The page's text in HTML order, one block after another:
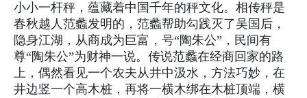
小小一杆秤，蕴藏着中国千年的秤文化。相传秤是
春秋越人范蠡发明的，范蠡帮助勾践灭了吴国后，
隐身江湖，从商成为巨富，号“陶朱公”，民间有
尊“陶朱公”为财神一说。传说范蠡在经商回家的路
上，偶然看见一个农夫从井中汲水，方法巧妙，在
井边竖一个高木桩，再将一横木绑在木桩顶端，横